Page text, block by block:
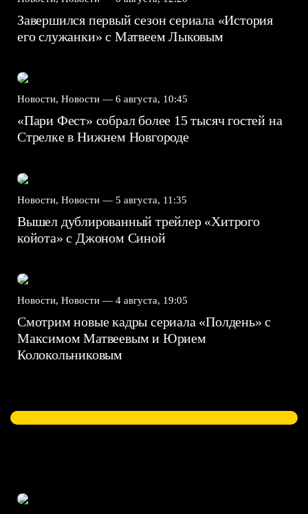
Завершился первый сезон сериала «История
его служанки» с Матвеем Лыковым
Новости, Новости — 6 августа, 10:45
«Пари Фест» собрал более 15 тысяч гостей на
Стрелке в Нижнем Новгороде
Новости, Новости — 5 августа, 11:35
Вышел дублированный трейлер «Хитрого
койота» с Джоном Синой
Новости, Новости — 4 августа, 19:05
Смотрим новые кадры сериала «Полдень» с
Максимом Матвеевым и Юрием
Колокольниковым